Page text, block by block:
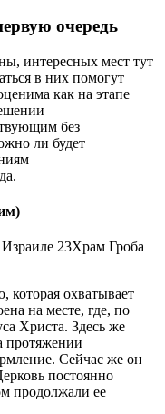
очередь
интересных мест тут
в них помогут
как на этапе
без
ли будет
Храм Гроба
которая охватывает
на месте, где, по
Христа. Здесь же
протяжении
Сейчас же он
постоянно
продолжали ее